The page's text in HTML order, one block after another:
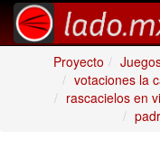
Proyecto
votaciones la
rascacielos en